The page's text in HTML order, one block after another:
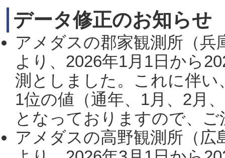
データ修正のお知らせ
アメダスの郡家観測所（
より、2026年1月1日から
測としました。これに伴い
1位の値（通年、1月、2月
となっておりますので、
アメダスの高野観測所（